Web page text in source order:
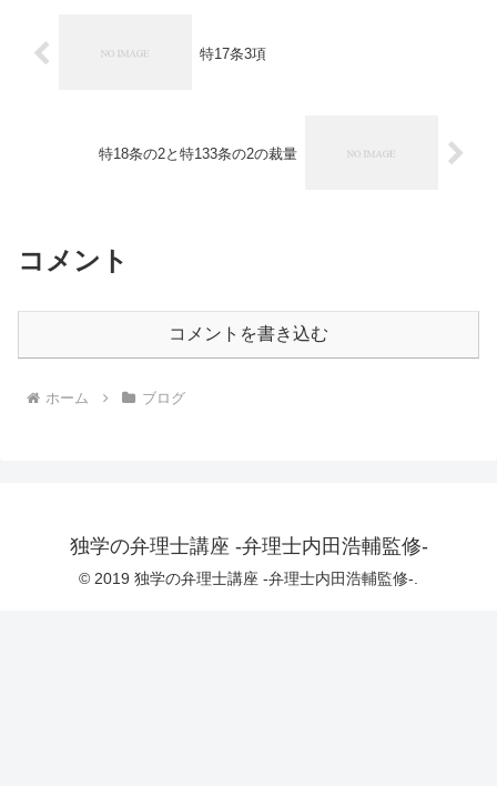
特17条3項
特18条の2と特133条の2の裁量
コメント
コメントを書き込む
ホーム ブログ
独学の弁理士講座 -弁理士内田浩輔監修-
© 2019 独学の弁理士講座 -弁理士内田浩輔監修-.